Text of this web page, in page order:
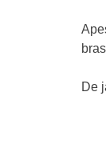
De